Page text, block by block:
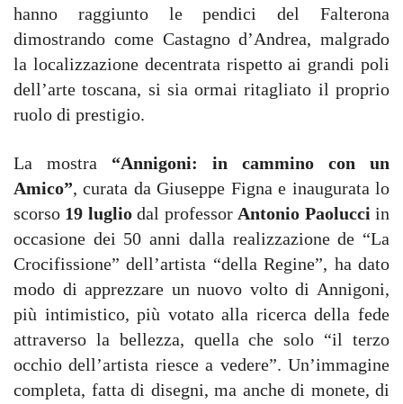
hanno raggiunto le pendici del Falterona
dimostrando come Castagno d’Andrea, malgrado
la localizzazione decentrata rispetto ai grandi poli
dell’arte toscana, si sia ormai ritagliato il proprio
ruolo di prestigio.
La mostra “Annigoni: in cammino con un
Amico”, curata da Giuseppe Figna e inaugurata lo
scorso 19 lugliodal professor Antonio Paolucci in
occasione dei 50 anni dalla realizzazione de “La
Crocifissione” dell’artista “della Regine”, ha dato
modo di apprezzare un nuovo volto di Annigoni,
più intimistico, più votato alla ricerca della fede
attraverso la bellezza, quella che solo “il terzo
occhio dell’artista riesce a vedere”. Un’immagine
completa, fatta di disegni, ma anche di monete, di